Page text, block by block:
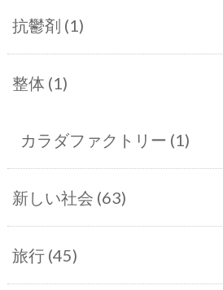
抗鬱剤 (1)
整体 (1)
カラダファクトリー (1)
新しい社会 (63)
旅行 (45)